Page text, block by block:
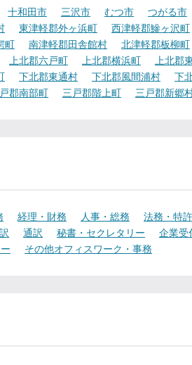
十和田市 三沢市 むつ市 つがる市
東津軽郡外ヶ浜町 西津軽郡鰺ヶ沢町
町 南津軽郡田舎館村 北津軽郡板柳町
上北郡六戸町 上北郡横浜町
上北郡
下北郡東通村 下北郡風間浦村
下
郡南部町 三戸郡階上町 三戸郡新郷
経理・財務 人事・総務 法務・特許
通訳 秘書・セクレタリー
企業受
その他オフィスワーク・事務